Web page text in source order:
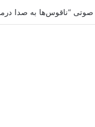
صوتی “ناقوس‌ها به صدا